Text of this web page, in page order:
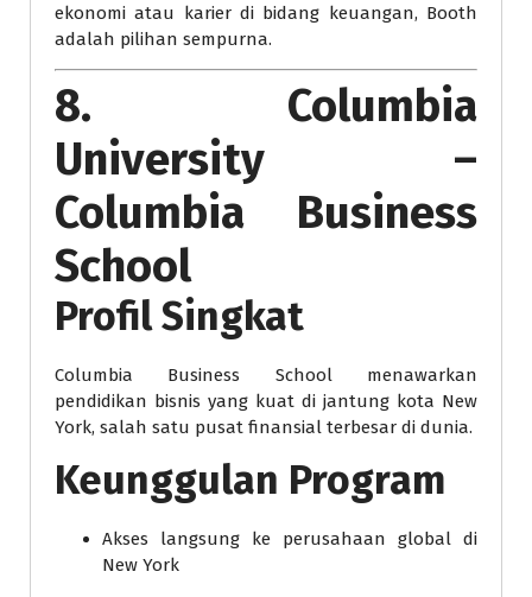
ekonomi atau karier di bidang keuangan, Booth
adalah pilihan sempurna.
8. Columbia
University –
Columbia Business
School
Profil Singkat
Columbia Business School menawarkan
pendidikan bisnis yang kuat di jantung kota New
York, salah satu pusat finansial terbesar di dunia.
Keunggulan Program
Akses langsung ke perusahaan global di
New York